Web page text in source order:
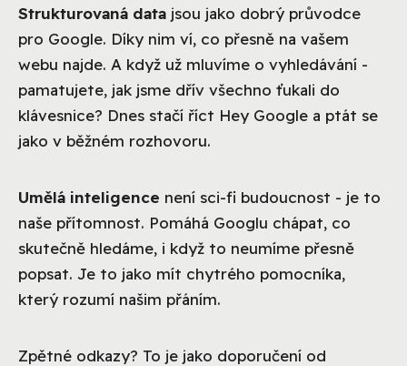
Strukturovaná data jsou jako dobrý průvodce
pro Google. Díky nim ví, co přesně na vašem
webu najde. A když už mluvíme o vyhledávání -
pamatujete, jak jsme dřív všechno ťukali do
klávesnice? Dnes stačí říct Hey Google a ptát se
jako v běžném rozhovoru.
Umělá inteligence není sci-fi budoucnost - je to
naše přítomnost. Pomáhá Googlu chápat, co
skutečně hledáme, i když to neumíme přesně
popsat. Je to jako mít chytrého pomocníka,
který rozumí našim přáním.
Zpětné odkazy? To je jako doporučení od